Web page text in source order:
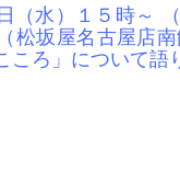
（水）１５時～
松坂屋名古屋店
ころ」について語